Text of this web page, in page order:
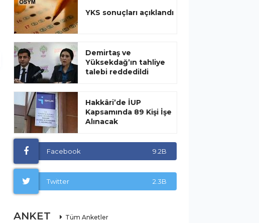
YKS sonuçları açıklandı
Demirtaş ve
Yüksekdağ’ın tahliye
talebi reddedildi
Hakkâri’de İUP
Kapsamında 89 Kişi İşe
Alınacak
Facebook 9.2B
Twitter 2.3B
ANKET Tüm Anketler